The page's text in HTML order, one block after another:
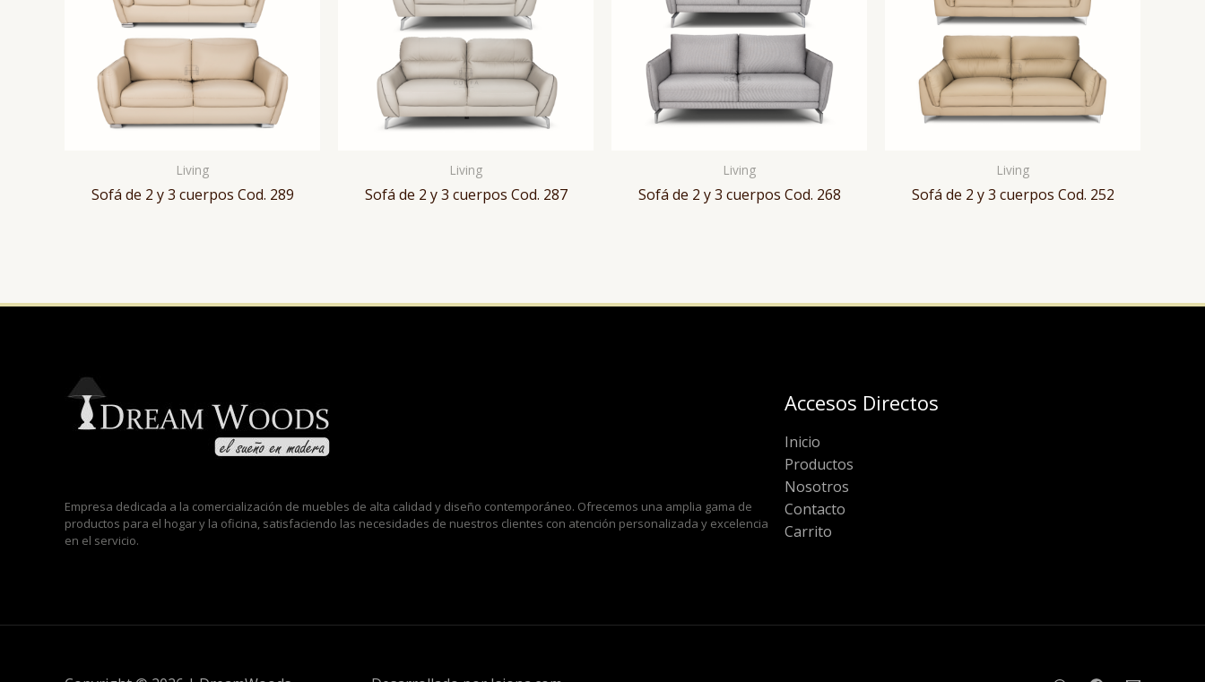
Living
Sofá de 2 y 3 cuerpos Cod. 289
Living
Sofá de 2 y 3 cuerpos Cod. 287
Living
Sofá de 2 y 3 cuerpos Cod. 268
Living
Sofá de 2 y 3 cuerpos Cod. 252
Empresa dedicada a la comercialización de muebles de alta calidad y diseño contemporáneo. Ofrecemos una amplia gama de
productos para el hogar y la oficina, satisfaciendo las necesidades de nuestros clientes con atención personalizada y excelencia
en el servicio.
Accesos Directos
Inicio
Productos
Nosotros
Contacto
Carrito